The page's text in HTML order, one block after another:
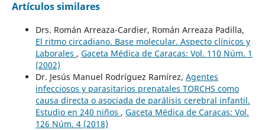
Artículos similares
Drs. Román Arreaza-Cardier, Román Arreaza Padilla,
El ritmo circadiano. Base molecular. Aspecto clínicos y
Laborales , Gaceta Médica de Caracas: Vol. 110 Núm. 1
(2002)
Dr. Jesús Manuel Rodríguez Ramírez, Agentes
infecciosos y parasitarios prenatales TORCHS como
causa directa o asociada de parálisis cerebral infantil.
Estudio en 240 niños , Gaceta Médica de Caracas: Vol.
126 Núm. 4 (2018)